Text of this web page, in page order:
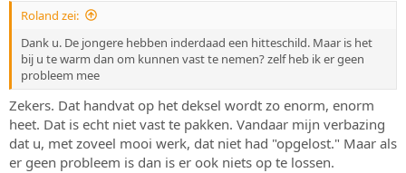
Roland zei:
Dank u. De jongere hebben inderdaad een hitteschild. Maar is het
bij u te warm dan om kunnen vast te nemen? zelf heb ik er geen
probleem mee
Zekers. Dat handvat op het deksel wordt zo enorm, enorm
heet. Dat is echt niet vast te pakken. Vandaar mijn verbazing
dat u, met zoveel mooi werk, dat niet had "opgelost." Maar als
er geen probleem is dan is er ook niets op te lossen.